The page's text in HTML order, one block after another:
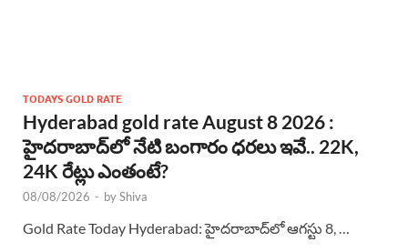
TODAYS GOLD RATE
Hyderabad gold rate August 8 2026 :
హైదరాబాద్‌లో నేటి బంగారం ధరలు ఇవే.. 22K,
24K రేట్లు ఎంతంటే?
08/08/2026 - byShiva
Gold Rate Today Hyderabad: హైదరాబాద్‌లో ఆగస్టు 8, …